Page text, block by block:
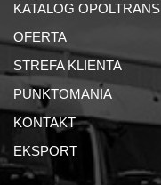
KATALOG OPOLTRANS
OFERTA
STREFA KLIENTA
PUNKTOMANIA
KONTAKT
EKSPORT